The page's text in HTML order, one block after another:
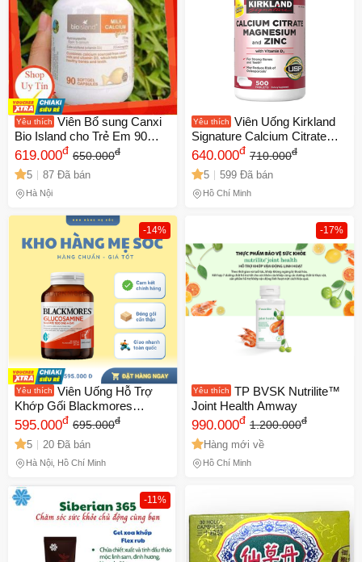
Yêu thích
Viên Bổ sung Canxi
Bio Island cho Trẻ Em 90
Viên - Canxi từ Sữa Bò Non,
Hỗ Trợ Phát Triển Xương và
Răng, Sản Phẩm Chính
Hãng từ Úc
619.000đ 650.000đ
5 87 Đã bán
Hà Nội
Yêu thích
Viên Uống Kirkland
Signature Calcium Citrate
Magnesium Zinc 500mg - Bổ
Sung Xương Khớp, Chắc
Khỏe Răng, Tăng Cường
Miễn Dịch, Nhập Mỹ
640.000đ 710.000đ
5 599 Đã bán
Hồ Chí Minh
-14%
Yêu thích
Viên Uống Hỗ Trợ
Khớp Gối Blackmores
Glucosamine Sulfate 1500mg
- 90 Viên Ngày, Duy Trì Vận
Động Linh Hoạt, Sản Xuất Tại
Úc
595.000đ 695.000đ
5 20 Đã bán
Hà Nội, Hồ Chí Minh
-17%
Yêu thích
TP BVSK Nutrilite™
Joint Health Amway
990.000đ 1.200.000đ
Hàng mới về
Hồ Chí Minh
-11%